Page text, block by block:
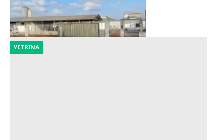
Pizzighettone (Cremona)
23/09/2026
VETRINA